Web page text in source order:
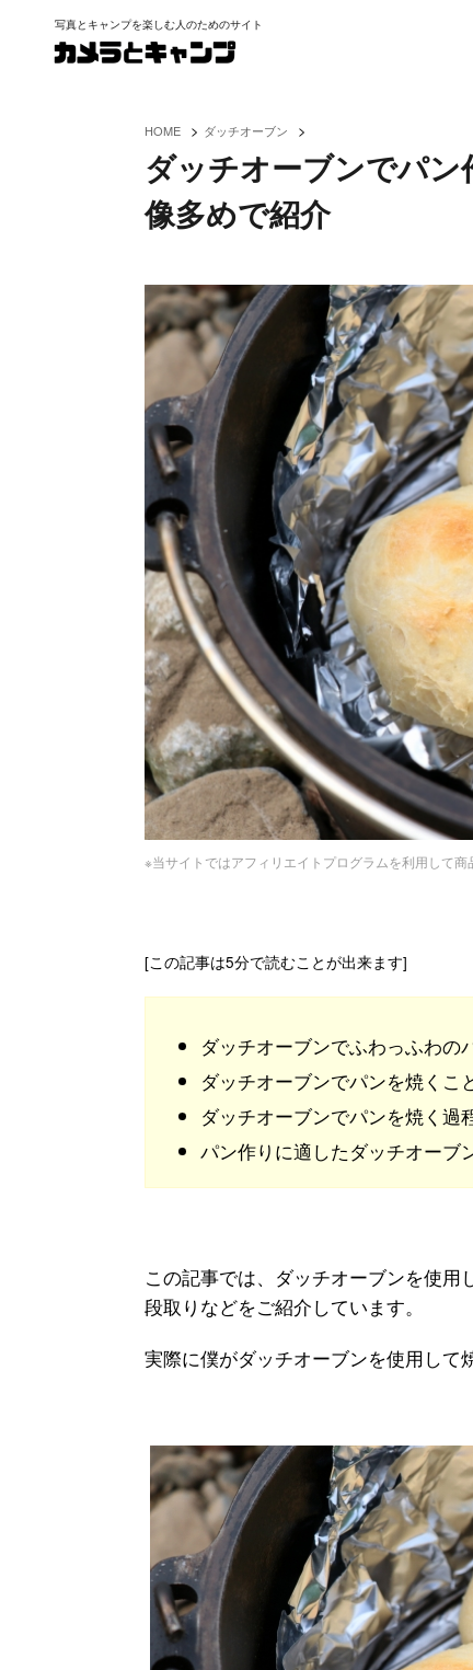
写真とキャンプを楽しむ人のためのサイト
HOME > ダッチオーブン >
ダッチオーブンでパ
像多めで紹介
※当サイトではアフィリエイトプログラムを利用して商
[この記事は5分で読むことが出来ます]
ダッチオーブンでふわっふわの
ダッチオーブンでパンを焼くこ
ダッチオーブンでパンを焼く過
パン作りに適したダッチオーブ
この記事では、ダッチオーブンを使
段取りなどをご紹介しています。
実際に僕がダッチオーブンを使用して